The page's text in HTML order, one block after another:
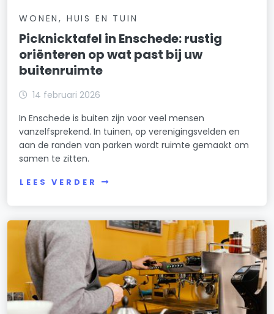
WONEN, HUIS EN TUIN
Picknicktafel in Enschede: rustig
oriënteren op wat past bij uw
buitenruimte
14 februari 2026
In Enschede is buiten zijn voor veel mensen
vanzelfsprekend. In tuinen, op verenigingsvelden en
aan de randen van parken wordt ruimte gemaakt om
samen te zitten.
LEES VERDER